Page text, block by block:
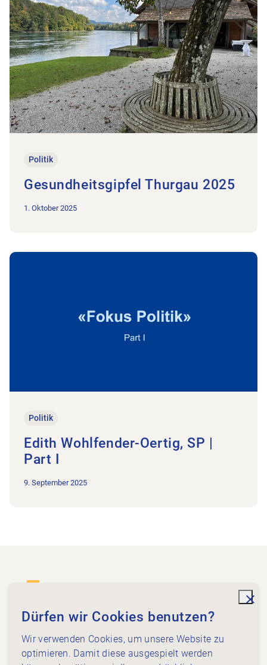
Politik
Gesundheitsgipfel Thurgau 2025
1. Oktober 2025
Politik
Edith Wohlfender-Oertig, SP |
Part I
9. September 2025
Zum Beitrag Edith Wohlfender-Oertig, SP | Part I
Footer
Physio Schaffhausen-Thurgau
Im Rhytech 3
Dürfen wir Cookies benutzen?
Wir verwenden Cookies, um unsere Website zu
optimieren. Damit diese ausgespielt werden